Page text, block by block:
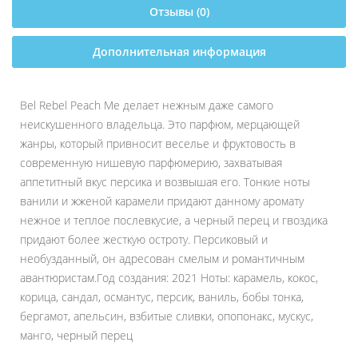
Отзывы (0)
Дополнительная информация
Bel Rebel Peach Me делает нежным даже самого
неискушенного владельца. Это парфюм, мерцающей
жанры, который привносит веселье и фруктовость в
современную нишевую парфюмерию, захватывая
аппетитный вкус персика и возвышая его. Тонкие ноты
ванили и жженой карамели придают данному аромату
нежное и теплое послевкусие, а черный перец и гвоздика
придают более жесткую остроту. Персиковый и
необузданный, он адресован смелым и романтичным
авантюристам.Год создания: 2021 Ноты: карамель, кокос,
корица, сандал, османтус, персик, ваниль, бобы тонка,
бергамот, апельсин, взбитые сливки, опопонакс, мускус,
манго, черный перец